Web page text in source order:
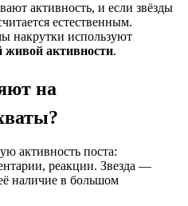
активность, и если звёзды
естественным.
накрутки используют
живой активности.
на
активность поста:
реакции. Звезда —
наличие в большом